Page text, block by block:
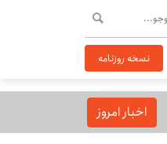
نسخه روزنامه
اخبار امروز